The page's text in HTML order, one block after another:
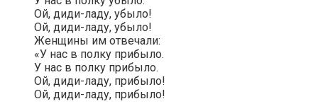
Ой, диди-ладу, убыло!
Ой, диди-ладу, убыло!
Женщины им отвечали:
«У нас в полку прибыло.
У нас в полку прибыло.
Ой, диди-ладу, прибыло!
Ой, диди-ладу, прибыло!